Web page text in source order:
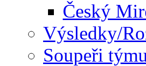
Český
Výsledky/
Soupeři